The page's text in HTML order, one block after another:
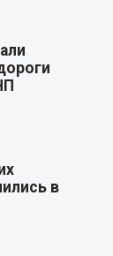
в